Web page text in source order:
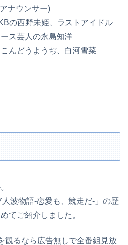
ナウンサー)
の西野未姫、ラストアイドル
ス芸人の永島知洋
んどうようぢ、白河雪菜
人波物語-恋愛も、競走だ-」の歴
てご紹介しました。
観るなら広告無しで全番組見放